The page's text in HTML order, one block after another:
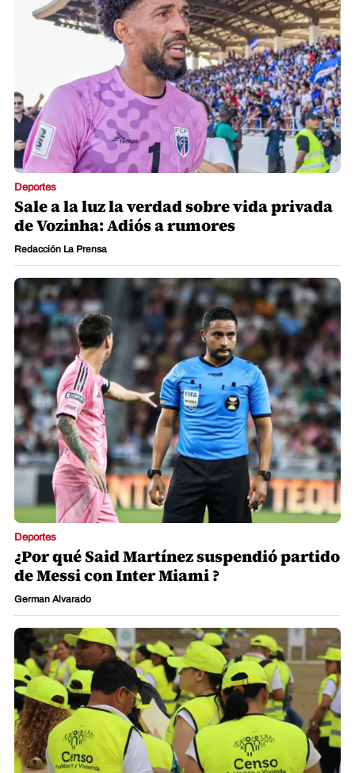
Deportes
Sale a la luz la verdad sobre vida privada
de Vozinha: Adiós a rumores
Redacción La Prensa
Deportes
¿Por qué Said Martínez suspendió partido
de Messi con Inter Miami ?
German Alvarado